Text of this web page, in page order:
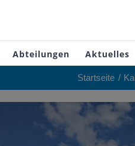
Abteilungen Aktuelles
Startseite